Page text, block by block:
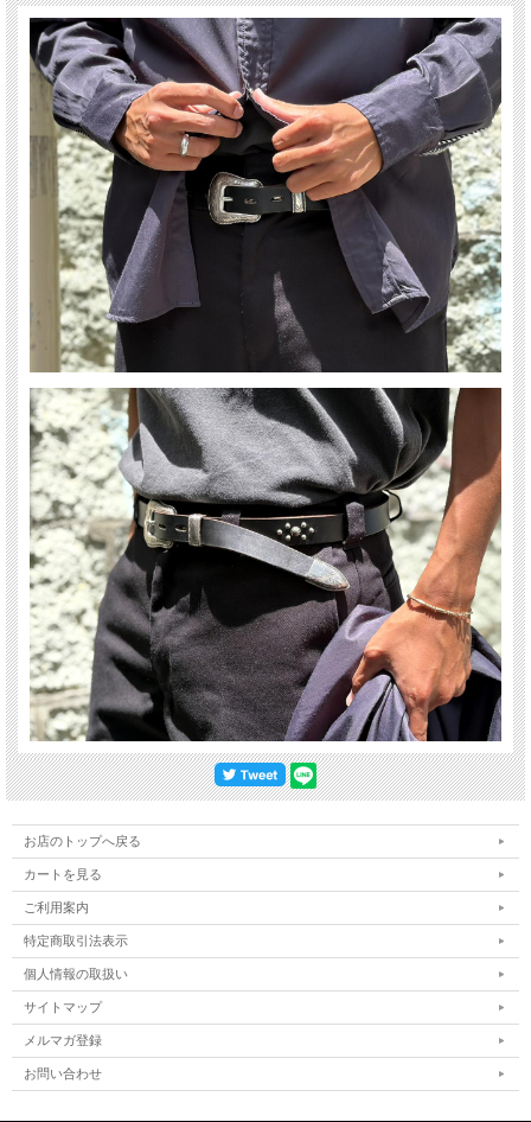
お店のトップへ戻る
カートを見る
ご利用案内
特定商取引法表示
個人情報の取扱い
サイトマップ
メルマガ登録
お問い合わせ